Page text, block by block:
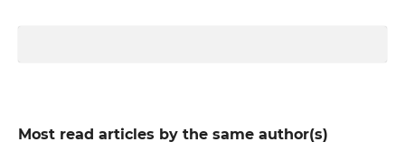
Most read articles by the same author(s)